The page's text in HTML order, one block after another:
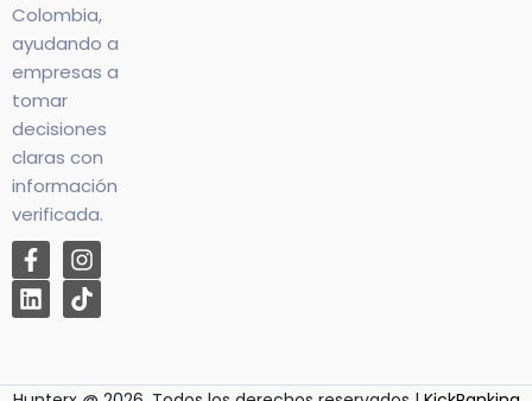
Colombia,
ayudando a
empresas a
tomar
decisiones
claras con
información
verificada.